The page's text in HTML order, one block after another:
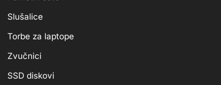
Slušalice
Torbe za laptope
Zvučnici
SSD diskovi